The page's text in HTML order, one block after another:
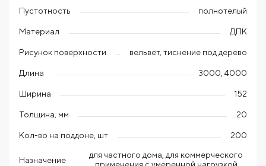
Пустотность полнотелый
Материал ДПК
Рисунок поверхности вельвет, тиснение под дерево
Длина 3000, 4000
Ширина 152
Толщина, мм 20
Кол-во на поддоне, шт 200
Назначение
для частного дома, для коммерческого